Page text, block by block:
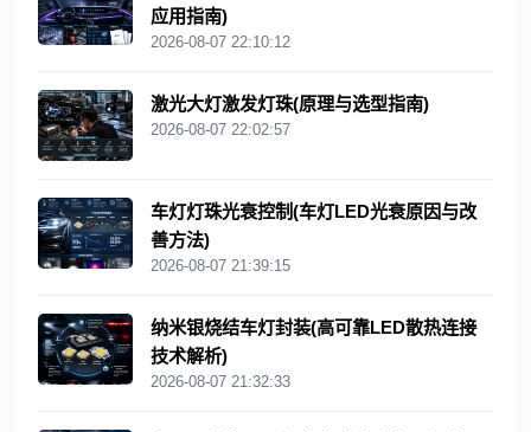
应用指南)
2026-08-07 22:10:12
激光大灯激发灯珠(原理与选型指南)
2026-08-07 22:02:57
车灯灯珠光衰控制(车灯LED光衰原因与改
善方法)
2026-08-07 21:39:15
纳米银烧结车灯封装(高可靠LED散热连接
技术解析)
2026-08-07 21:32:33